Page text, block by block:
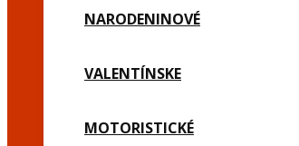
NARODENINOVÉ
VALENTÍNSKE
MOTORISTICKÉ